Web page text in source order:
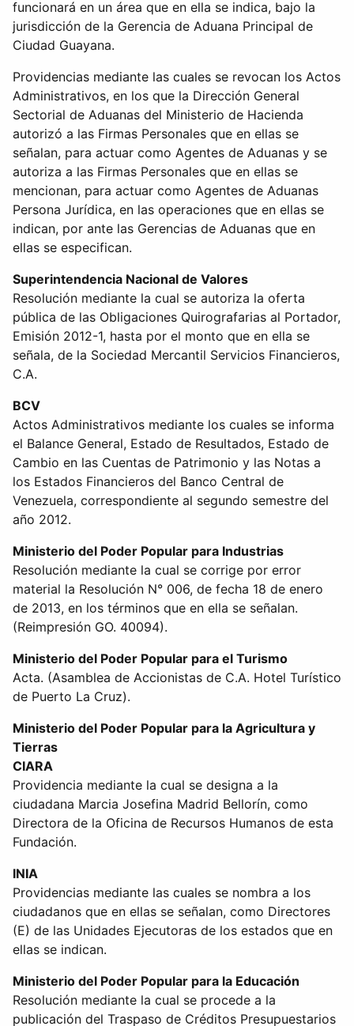
funcionará en un área que en ella se indica, bajo la
jurisdicción de la Gerencia de Aduana Principal de
Ciudad Guayana.
Providencias mediante las cuales se revocan los Actos
Administrativos, en los que la Dirección General
Sectorial de Aduanas del Ministerio de Hacienda
autorizó a las Firmas Personales que en ellas se
señalan, para actuar como Agentes de Aduanas y se
autoriza a las Firmas Personales que en ellas se
mencionan, para actuar como Agentes de Aduanas
Persona Jurídica, en las operaciones que en ellas se
indican, por ante las Gerencias de Aduanas que en
ellas se especifican.
Superintendencia Nacional de Valores
Resolución mediante la cual se autoriza la oferta
pública de las Obligaciones Quirografarias al Portador,
Emisión 2012-1, hasta por el monto que en ella se
señala, de la Sociedad Mercantil Servicios Financieros,
C.A.
BCV
Actos Administrativos mediante los cuales se informa
el Balance General, Estado de Resultados, Estado de
Cambio en las Cuentas de Patrimonio y las Notas a
los Estados Financieros del Banco Central de
Venezuela, correspondiente al segundo semestre del
año 2012.
Ministerio del Poder Popular para Industrias
Resolución mediante la cual se corrige por error
material la Resolución N° 006, de fecha 18 de enero
de 2013, en los términos que en ella se señalan.
(Reimpresión GO. 40094).
Ministerio del Poder Popular para el Turismo
Acta. (Asamblea de Accionistas de C.A. Hotel Turístico
de Puerto La Cruz).
Ministerio del Poder Popular para la Agricultura y
Tierras
CIARA
Providencia mediante la cual se designa a la
ciudadana Marcia Josefina Madrid Bellorín, como
Directora de la Oficina de Recursos Humanos de esta
Fundación.
INIA
Providencias mediante las cuales se nombra a los
ciudadanos que en ellas se señalan, como Directores
(E) de las Unidades Ejecutoras de los estados que en
ellas se indican.
Ministerio del Poder Popular para la Educación
Resolución mediante la cual se procede a la
publicación del Traspaso de Créditos Presupuestarios